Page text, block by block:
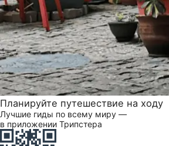
Планируйте путешествие на ходу
Лучшие гиды по всему миру —
в приложении Трипстера